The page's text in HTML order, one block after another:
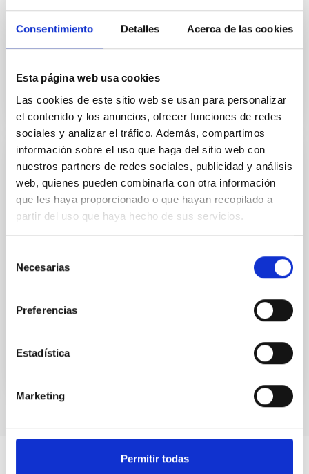
Consentimiento Detalles Acerca de las cookies
Esta página web usa cookies
Las cookies de este sitio web se usan para personalizar
el contenido y los anuncios, ofrecer funciones de redes
sociales y analizar el tráfico. Además, compartimos
información sobre el uso que haga del sitio web con
nuestros partners de redes sociales, publicidad y análisis
web, quienes pueden combinarla con otra información
que les haya proporcionado o que hayan recopilado a
partir del uso que haya hecho de sus servicios.
Necesarias
Preferencias
Estadística
Marketing
Permitir todas
restauración del emplazamiento
Acuerdo de Colaboración entre Leading-On
y el IAC para el desarrollo del proyecto "Un
espacio para crecer" en el Observatorio
del Teide.
conforman el proyecto "Un espacio para crecer" en el
Fecha en vigor